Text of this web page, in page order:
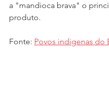
a "mandioca brava" o
produto.
Fonte: Povos indigenas do